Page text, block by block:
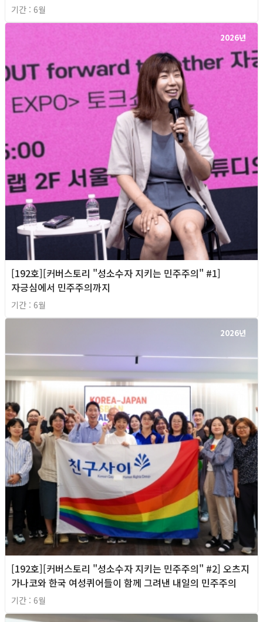
기간 : 6월
2026년
[192호][커버스토리 "성소수자 지키는 민주주의" #1]
자긍심에서 민주주의까지
기간 : 6월
2026년
[192호][커버스토리 "성소수자 지키는 민주주의" #2] 오츠지
가나코와 한국 여성퀴어들이 함께 그려낸 내일의 민주주의
기간 : 6월